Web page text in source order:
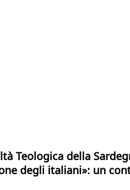
Teologica della
degli italiani»: un